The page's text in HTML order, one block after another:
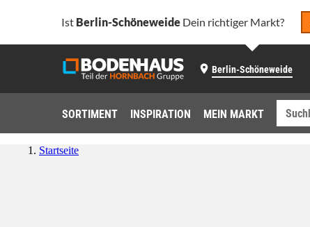
Ist Berlin-Schöneweide Dein richtiger Markt?
Berlin-Schöneweide
SORTIMENT INSPIRATION MEIN MARKT
Startseite